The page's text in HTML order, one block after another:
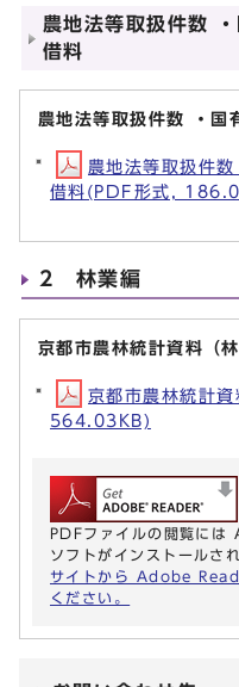
農地法等取扱件数
借料
農地法等取扱件数 ・国
農地法等取扱件
借料(PDF形式,
2 林業編
京都市農林統計資料（林
京都市農林統計
564.03KB)
PDFファイルの閲覧に
ソフトがインストールさ
サイトから Adobe
ください。